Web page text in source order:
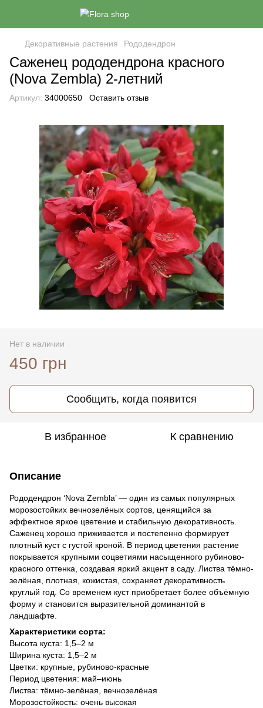
Декоративные растения Рододендрон
Саженец рододендрона красного
(Nova Zembla) 2-летний
Артикул: 34000650 Оставить отзыв
Нет в наличии
450 грн
Сообщить, когда появится
В избранное К сравнению
Описание
Рододендрон ‘Nova Zembla’ — один из самых популярных
морозостойких вечнозелёных сортов, ценящийся за
эффектное яркое цветение и стабильную декоративность.
Саженец хорошо приживается и постепенно формирует
плотный куст с густой кроной. В период цветения растение
покрывается крупными соцветиями насыщенного рубиново-
красного оттенка, создавая яркий акцент в саду. Листва тёмно-
зелёная, плотная, кожистая, сохраняет декоративность
круглый год. Со временем куст приобретает более объёмную
форму и становится выразительной доминантой в
ландшафте.
Характеристики сорта:
Высота куста: 1,5–2 м
Ширина куста: 1,5–2 м
Цветки: крупные, рубиново-красные
Период цветения: май–июнь
Листва: тёмно-зелёная, вечнозелёная
Морозостойкость: очень высокая